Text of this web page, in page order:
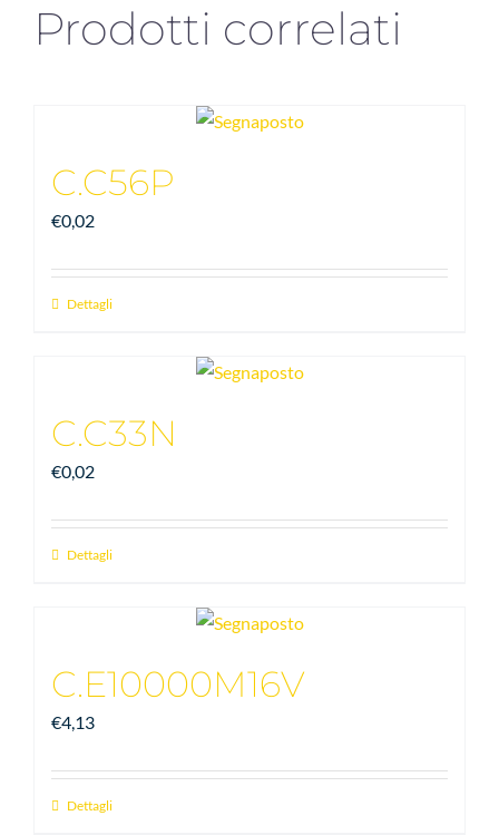
Prodotti correlati
C.C56P
€0,02
Dettagli
C.C33N
€0,02
Dettagli
C.E10000M16V
€4,13
Dettagli